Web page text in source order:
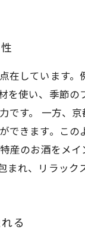
在しています
を使い、季節
です。 一方、
できます。こ
産のお酒をメ
れ、リラック
る